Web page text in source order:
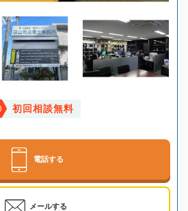
初回相談無料
電話する
メールする